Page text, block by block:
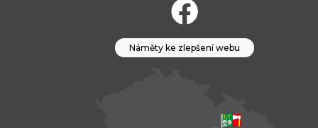
Náměty ke zlepšení webu